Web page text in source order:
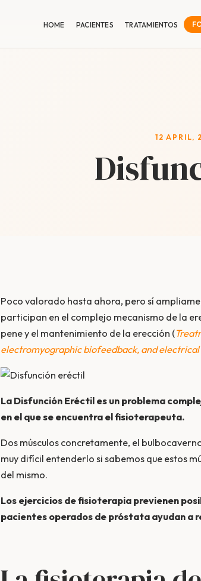
HOME PACIENTES TRATAMIENTOS
12 APRIL,
Poco valorado hasta ahora, pero sí
participan en el complejo mecanismo de la
pene y el mantenimiento de la erección (
electromyographic biofeedback, and
La Disfunción Eréctil es un problema
en el que se encuentra el fisioterapeuta.
Dos músculos concretamente, el
muy difícil entenderlo si sabemos que estos
del mismo.
Los ejercicios de fisioterapia previenen
pacientes operados de próstata ayudan a